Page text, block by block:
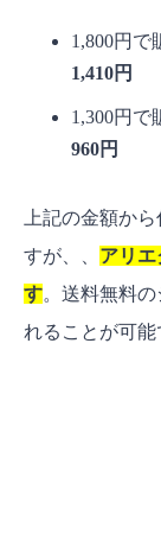
1,800円で
1,410円
1,300円で
960円
上記の金額か
すが、、 アリエ
す。送料無料
れることが可能